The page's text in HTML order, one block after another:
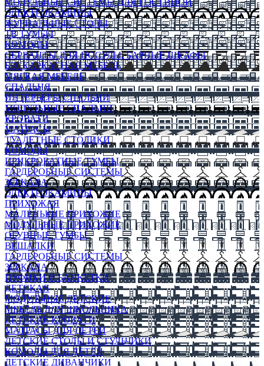
МОДУЛЬНЫЕ СИСТЕМЫ ДЛЯ ГОСТИНОЙ
ЭЛЕКТРОКАМИНЫ
ЖУРНАЛЬНЫЕ СТОЛЫ
ТВ ТУМБЫ
КОМОДЫ
СЕРВАНТЫ ДЛЯ ПОСУДЫ, БАРНЫЕ ШКАФЫ
БЕСКАРКАСНАЯ МЕБЕЛЬ
МЯГКАЯ МЕБЕЛЬ
СПАЛЬНЯ
ИНТЕРЬЕРЫ СПАЛЬНИ
МОДУЛЬНЫЕ СПАЛЬНИ
КРОВАТИ
МАТРАСЫ
ТУАЛЕТНЫЕ СТОЛИКИ
КОМОДЫ
ПРИКРОВАТНЫЕ ТУМБЫ
ГАРДЕРОБНЫЕ СИСТЕМЫ
ЗЕРКАЛА
ЭЛЕКТРОКАМИНЫ
ПРИХОЖАЯ
МАЛЕНЬКИЕ ПРИХОЖИЕ
МОДУЛЬНЫЕ ПРИХОЖИЕ
ОБУВНЫЕ ТУМБЫ
ВЕШАЛКИ
ГАРДЕРОБНЫЕ СИСТЕМЫ
ЗЕРКАЛА
ПУФИКИ И БАНКЕТКИ
ДЕТСКАЯ
МОДУЛЬНЫЕ ДЕТСКИЕ
МЕБЕЛЬ ДЛЯ ШКОЛЬНИКА
ДЕТСКИЕ КРОВАТИ
МАТРАСЫ ДЛЯ ДЕТЕЙ
ДЕТСКИЕ СТОЛЫ И СТУЛЬЧИКИ
КОМОДЫ ДЛЯ ДЕТЕЙ
ДЕТСКИЕ ДИВАНЧИКИ